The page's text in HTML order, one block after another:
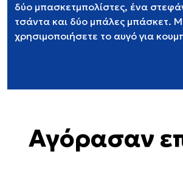
δύο μπασκετμπολίστες, ένα
τσάντα και δύο μπάλες μπάσκετ.
χρησιμοποιήσετε το αυγό για
Αγόρασαν